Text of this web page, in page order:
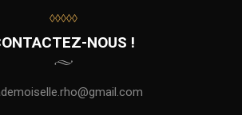
◊◊◊◊◊
NOUS !